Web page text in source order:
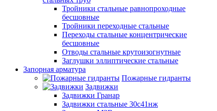
Тройники стальные равнопроходные
бесшовные
Тройники переходные стальные
Переходы стальные концентрические
бесшовные
Отводы стальные крутоизогнутные
Заглушки эллиптические стальные
Запорная арматура
Пожарные гидранты
Задвижки
Задвижки Гранар
Задвижки стальные 30с41нж